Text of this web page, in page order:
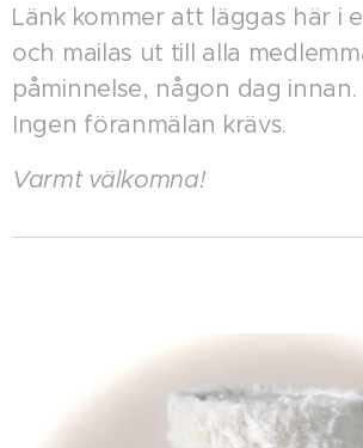
Länk kommer att läggas här i
och mailas ut till alla
påminnelse, någon dag innan.
Ingen föranmälan krävs.
Varmt välkomna!